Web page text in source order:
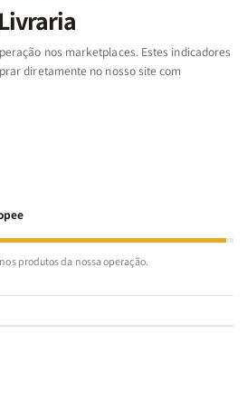
nos marketplaces. Estes indicadores
diretamente no nosso site com
produtos da nossa operação.